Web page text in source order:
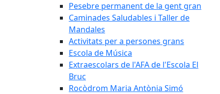
Pesebre permanent de la gent gran
Caminades Saludables i Taller de
Mandales
Activitats per a persones grans
Escola de Música
Extraescolars de l'AFA de l'Escola El
Bruc
Rocòdrom Maria Antònia Simó